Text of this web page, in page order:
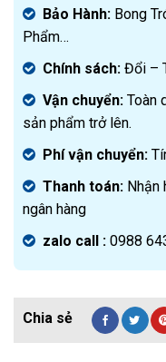
Bảo Hành: Bong
Phẩm…
Chính sách: Đổi –
Vận chuyển: Toàn
sản phẩm trở lên.
Phí vận chuyển:
Thanh toán: Nhận
ngân hàng
zalo call : 0988